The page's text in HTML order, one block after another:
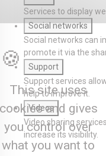
Services to display
Social networks
Social networks can
promote it via the
Support
Support services
help to improve it.
Videos
Video sharing
increase its visibility.
This site uses
and gives
you control over
what you want to